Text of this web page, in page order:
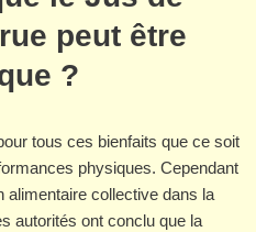
peut être
?
tous ces bienfaits que ce soit
physiques. Cependant
alimentaire collective dans la
autorités ont conclu que la